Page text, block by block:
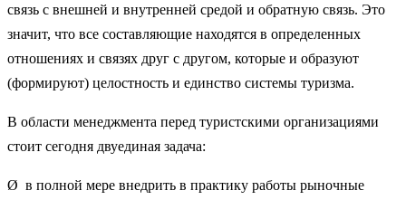
связь с внешней и внутренней средой и обратную связь. Это
значит, что все составляющие находятся в определенных
отношениях и связях друг с другом, которые и образуют
(формируют) целостность и единство системы туризма.
В области менеджмента перед туристскими организациями
стоит сегодня двуединая задача:
Ø в полной мере внедрить в практику работы рыночные